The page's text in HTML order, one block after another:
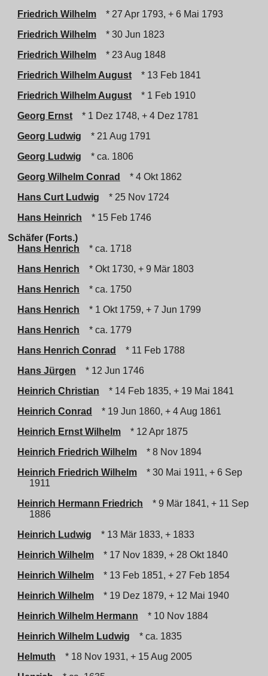
Friedrich Wilhelm
* 27 Apr 1793, + 6 Mai 1793
Friedrich Wilhelm
* 30 Jun 1823
Friedrich Wilhelm
* 23 Aug 1848
Friedrich Wilhelm August
* 13 Feb 1841
Friedrich Wilhelm August
* 1 Feb 1910
Georg Ernst
* 1 Dez 1748, + 4 Dez 1781
Georg Ludwig
* 21 Aug 1791
Georg Ludwig
* ca. 1806
Georg Wilhelm Conrad
* 4 Okt 1862
Hans Curt Ludwig
* 25 Nov 1724
Hans Heinrich
* 15 Feb 1746
Schäfer (Forts.)
Hans Henrich
* ca. 1718
Hans Henrich
* Okt 1730, + 9 Mär 1803
Hans Henrich
* ca. 1750
Hans Henrich
* 1 Okt 1759, + 7 Jun 1799
Hans Henrich
* ca. 1779
Hans Henrich Conrad
* 11 Feb 1788
Hans Jürgen
* 12 Jun 1746
Heinrich Christian
* 14 Feb 1835, + 19 Mai 1841
Heinrich Conrad
* 19 Jun 1860, + 4 Aug 1861
Heinrich Ernst Wilhelm
* 12 Apr 1875
Heinrich Friedrich Wilhelm
* 8 Nov 1894
Heinrich Friedrich Wilhelm
* 30 Mai 1911, + 6 Sep
1911
Heinrich Hermann Friedrich
* 9 Mär 1841, + 11 Sep
1886
Heinrich Ludwig
* 13 Mär 1833, + 1833
Heinrich Wilhelm
* 17 Nov 1839, + 28 Okt 1840
Heinrich Wilhelm
* 13 Feb 1851, + 27 Feb 1854
Heinrich Wilhelm
* 19 Dez 1879, + 12 Mai 1940
Heinrich Wilhelm Hermann
* 10 Nov 1884
Heinrich Wilhelm Ludwig
* ca. 1835
Helmuth
* 18 Nov 1931, + 15 Aug 2005